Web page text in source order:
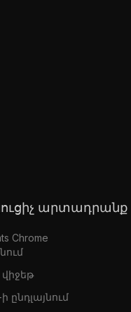
արտադրանք
Chrome
վիջեթ
ընդլայնում